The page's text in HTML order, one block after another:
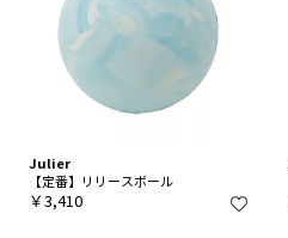
Julier
【定番】リリースボール
￥3,410